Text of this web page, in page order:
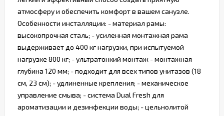
атмосферу и обеспечить комфорт в вашем санузле.
Особенности инсталляции: - материал рамы:
высокопрочная сталь; - усиленная монтажная рама
выдерживает до 400 кг нагрузки, при испытуемой
нагрузке 800 кг; - ультратонкий монтаж - монтажная
глубина 120 мм; - подходит для всех типов унитазов (18
см, 23 см); - удлиненные крепления; - механическое
управление смыва; - система Dual Fresh для
ароматизации и дезинфекции воды; - цельнолитой